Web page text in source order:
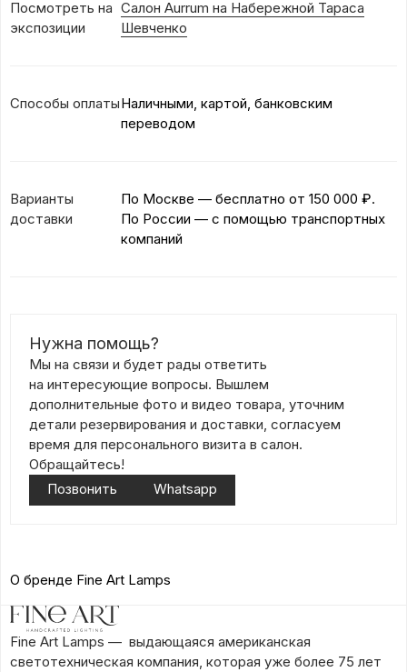
Посмотреть на
экспозиции
Салон Aurrum на Набережной Тараса
Шевченко
Способы оплатыНаличными, картой, банковским
переводом
Варианты
доставки
По Москве — бесплатно от 150 000 ₽.
По России — с помощью транспортных
компаний
Нужна помощь?
Мы на связи и будет рады ответить
на интересующие вопросы. Вышлем
дополнительные фото и видео товара, уточним
детали резервирования и доставки, согласуем
время для персонального визита в салон.
Обращайтесь!
Позвонить
Whatsapp
О бренде Fine Art Lamps
Fine Art Lamps — выдающаяся американская
светотехническая компания, которая уже более 75 лет